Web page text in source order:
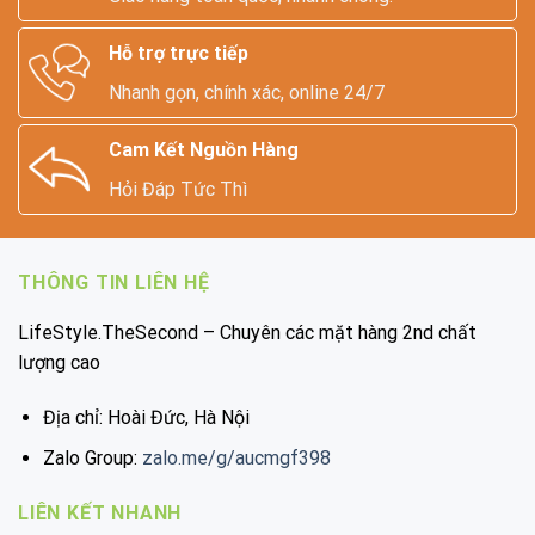
Hỗ trợ trực tiếp
Nhanh gọn, chính xác, online 24/7
Cam Kết Nguồn Hàng
Hỏi Đáp Tức Thì
THÔNG TIN LIÊN HỆ
LifeStyle.TheSecond – Chuyên các mặt hàng 2nd chất
lượng cao
Địa chỉ: Hoài Đức, Hà Nội
Zalo Group: zalo.me/g/aucmgf398
LIÊN KẾT NHANH